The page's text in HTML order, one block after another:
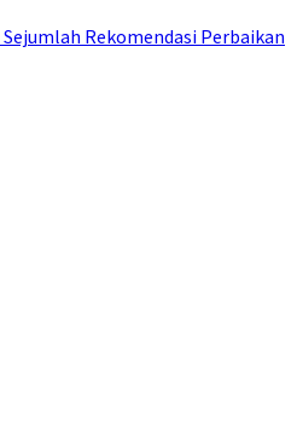
Rekomendasi Perbaikan